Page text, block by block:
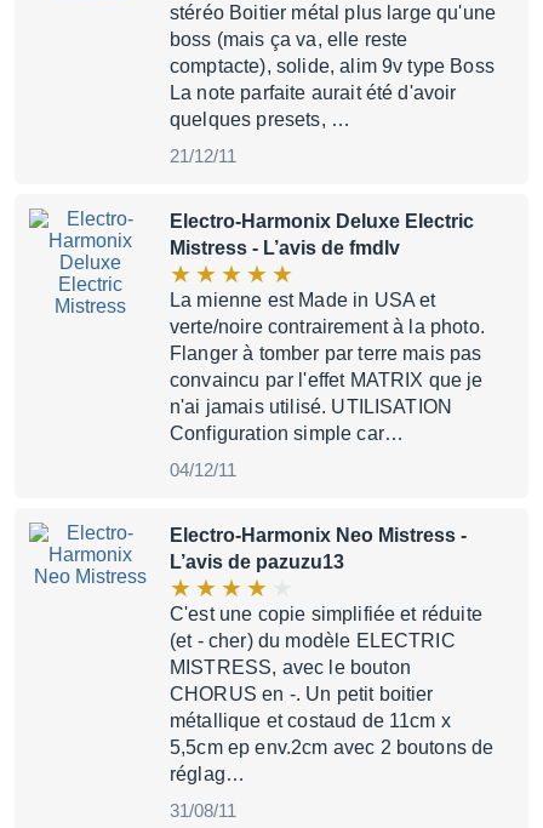
stéréo Boitier métal plus large qu'une
boss (mais ça va, elle reste
comptacte), solide, alim 9v type Boss
La note parfaite aurait été d'avoir
quelques presets, …
21/12/11
Electro-Harmonix Deluxe Electric
Mistress - L’avis de fmdlv
La mienne est Made in USA et
verte/noire contrairement à la photo.
Flanger à tomber par terre mais pas
convaincu par l'effet MATRIX que je
n'ai jamais utilisé. UTILISATION
Configuration simple car…
04/12/11
Electro-Harmonix Neo Mistress -
L’avis de pazuzu13
C'est une copie simplifiée et réduite
(et - cher) du modèle ELECTRIC
MISTRESS, avec le bouton
CHORUS en -. Un petit boitier
métallique et costaud de 11cm x
5,5cm ep env.2cm avec 2 boutons de
réglag…
31/08/11